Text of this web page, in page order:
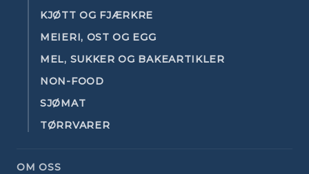
KJØTT OG FJÆRKRE
MEIERI, OST OG EGG
MEL, SUKKER OG BAKEARTIKLER
NON-FOOD
SJØMAT
TØRRVARER
OM OSS